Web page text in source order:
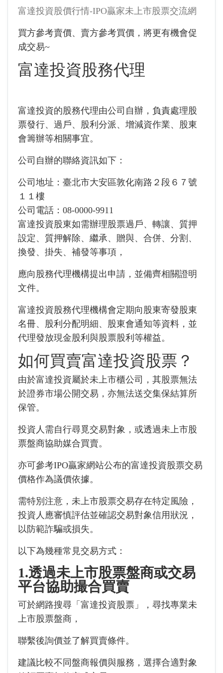
富達投資股價行情-IPO贏家未上市股票交流網
買方參考賣價、賣方參考買價，將更有機會促
成交易~
富達投資股務代理
富達投資的股務代理由公司自辦，負責處理股
票發行、過戶、股利分派、增減資作業、股東
會籌辦等相關事宜。
公司自辦的聯絡資訊如下：
公司地址：臺北市大安區敦化南路２段６７號
１１樓
公司電話：08-0000-9911
富達投資股東如需辦理股票過戶、轉讓、質押
設定、質押解除、繼承、贈與、合併、分割、
換發、掛失、補發等事項，
應向股務代理機構提出申請，並備齊相關證明
文件。
富達投資股務代理機構會定期向股東寄發股東
名冊、股利分配明細、股東會通知等資料， 並
代理發放現金股利與股票股利等權益。
如何買賣富達投資股票？
由於富達投資屬於未上市櫃公司，其股票無法
於證券市場公開交易，亦無法送交集保結算所
保管。
投資人需自行尋覓交易對象，或透過未上市股
票盤商協助媒合買賣。
亦可參考IPO贏家網站公布的富達投資股票交易
價格作為議價依據。
需特別注意，未上市股票交易存在特定風險，
投資人應審慎評估並確認交易對象信用狀況，
以防範詐騙或損失。
以下為幾種常見交易方式：
1.透過未上市股票盤商或交易
平台協助撮合買賣
可於網路搜尋「富達投資股票」，尋找專業未
上市股票盤商，
聯繫後詢價並了解買賣條件。
建議比較不同盤商報價與服務，選擇合適對象